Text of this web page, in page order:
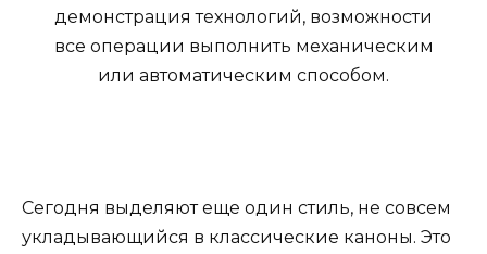
демонстрация технологий, возможности
все операции выполнить механическим
или автоматическим способом.
Сегодня выделяют еще один стиль, не совсем
укладывающийся в классические каноны. Это